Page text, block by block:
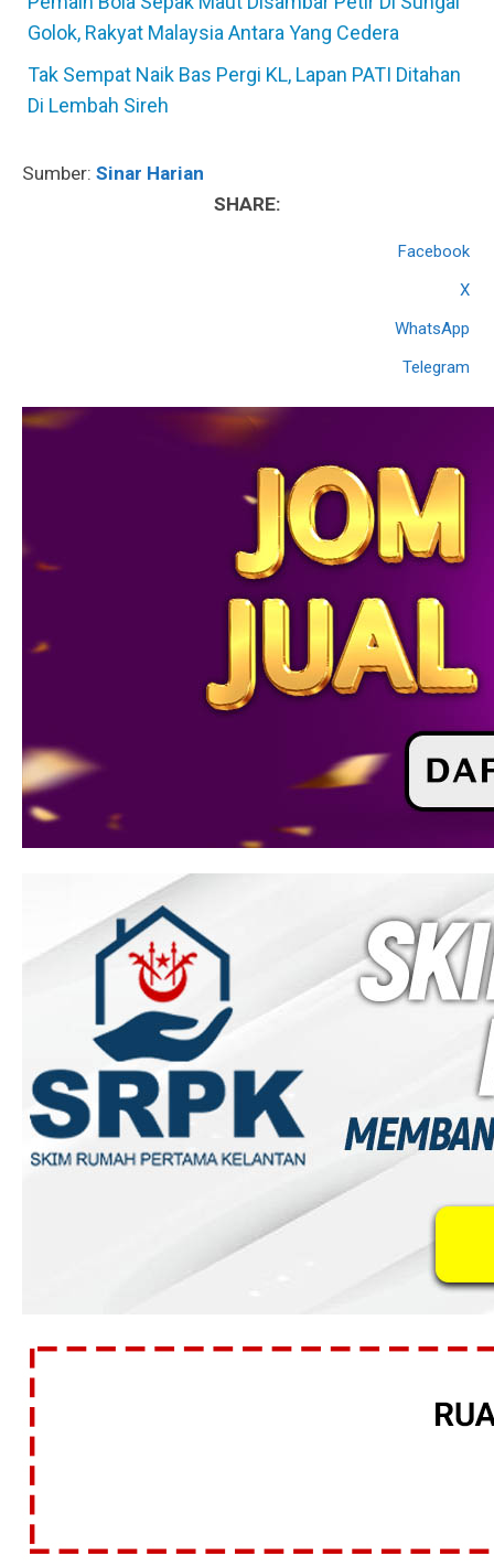
Golok, Rakyat Malaysia Antara Yang Cedera
Tak Sempat Naik Bas Pergi KL, Lapan PATI Ditahan
Di Lembah Sireh
Sumber: Sinar Harian
SHARE:
Facebook
X
WhatsApp
Telegram